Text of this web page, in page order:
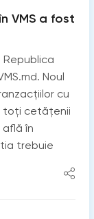
VMS a fost
Noul
cu
toți cetățenii
află în
trebuie